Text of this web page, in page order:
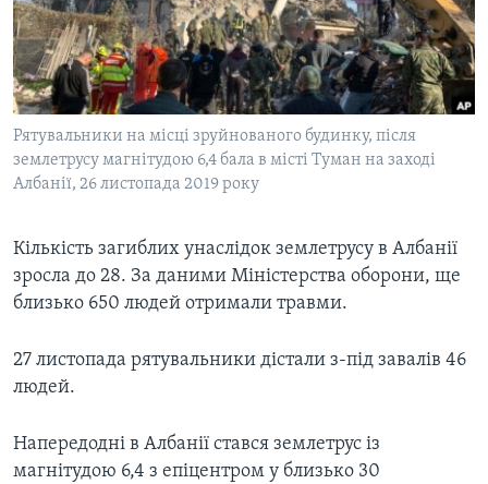
СУСПІЛЬСТВО
ЕКОНОМІКА
ІСТОРІЇ УСПІХУ УКРАЇНЦІВ
ТЕЛЕПРОГРАМИ
ЧАС-TIME
СТУДІЯ ВАШИНГТОН
ПРАЙМ-ТАЙМ
ПОГЛЯД З ВАШИНГТОНА
ENGLISH
Learning English
Мови
Рятувальники на місці зруйнованого будинку, після
землетрусу магнітудою 6,4 бала в місті Туман на заході
Албанії, 26 листопада 2019 року
Кількість загиблих унаслідок землетрусу в Албанії
зросла до 28. За даними Міністерства оборони, ще
близько 650 людей отримали травми.
27 листопада рятувальники дістали з-під завалів 46
людей.
Напередодні в Албанії стався землетрус із
магнітудою 6,4 з епіцентром у близько 30